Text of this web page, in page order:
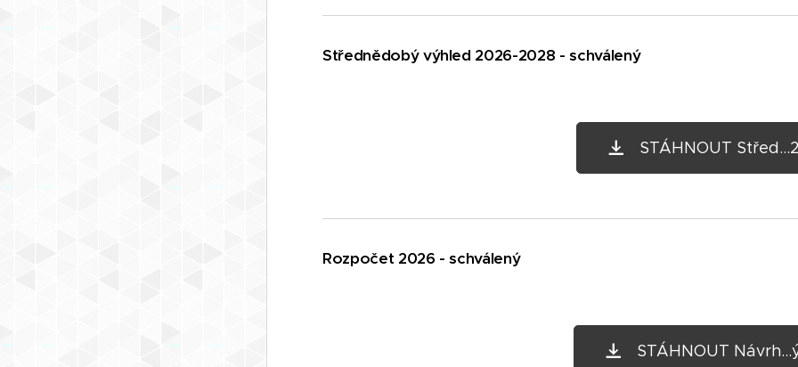
Střednědobý výhled 2026-2028 - schválený
STÁHNOUT
Rozpočet 2026 - schválený
STÁHNOUT